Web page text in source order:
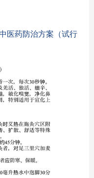
医药防治方案（试行